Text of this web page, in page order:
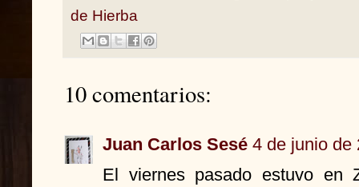
de Hierba
10 comentarios:
Juan Carlos Sesé 4 de junio de
El viernes pasado estuvo en